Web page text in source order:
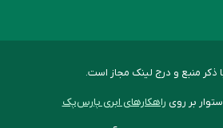
با ذکر منبع و درج لینک مجاز است.
بر روی راهکارهای ابری پارس‌پک